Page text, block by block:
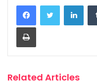
Print
Related Articles